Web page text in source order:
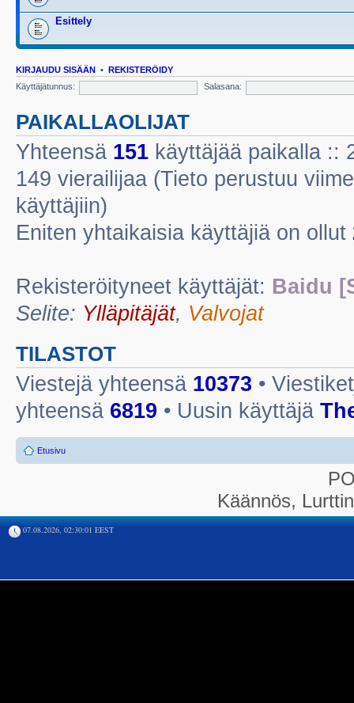
Esittely
KIRJAUDU SISÄÄN • REKISTERÖIDY
Käyttäjätunnus:
Salasana:
PAIKALLAOLIJAT
Yhteensä 151 käyttäjää paikalla ::
149 vierailijaa (Tieto perustuu
käyttäjiin)
Eniten yhtaikaisia käyttäjiä on ollut
Rekisteröityneet käyttäjät: Baidu
Selite: Ylläpitäjät, Valvojat
TILASTOT
Viestejä yhteensä 10373 •
yhteensä 6819 • Uusin käyttäjä
Etusivu
Käännös,
07.08.2026, 02:30:01 EEST